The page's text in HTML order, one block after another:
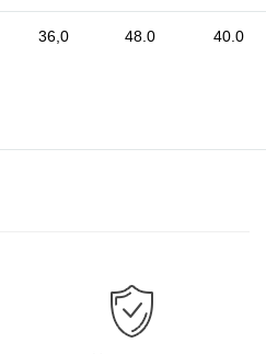
36,0 48.0 40.0